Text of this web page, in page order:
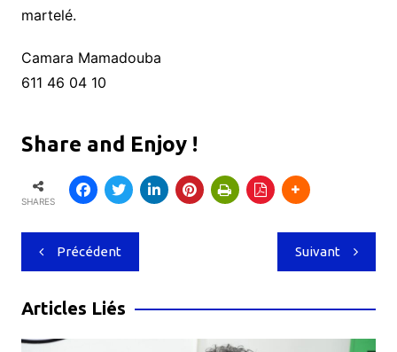
martelé.
Camara Mamadouba
611 46 04 10
Share and Enjoy !
SHARES
Navigation
de
l’article
Précédent Suivant
Articles Liés